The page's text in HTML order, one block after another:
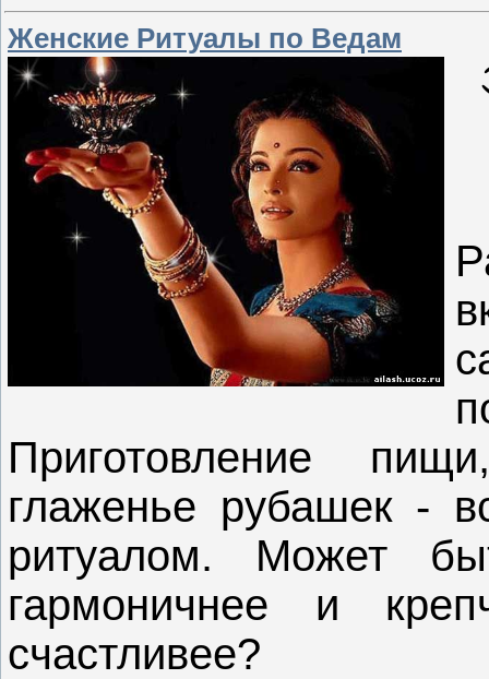
Женские Ритуалы по Ведам
Приготовление
глаженье рубашек -
ритуалом. Может
гармоничнее и
счастливее?